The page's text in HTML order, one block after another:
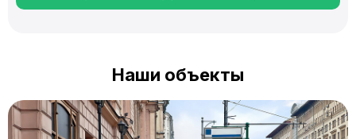
Наши объекты